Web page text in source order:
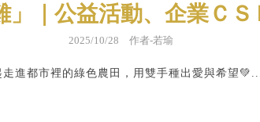
」｜公益活動、企業ＣＳ
2025/10/28 作者-若瑜
走進都市裡的綠色農田，用雙手種出愛與希望💚...